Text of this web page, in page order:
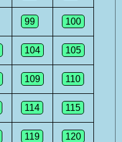
99 100
104 105
109 110
114 115
119 120